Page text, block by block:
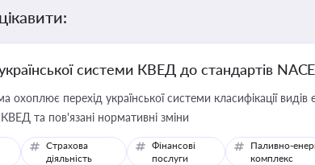
системи КВЕД до стандартів NACE
охоплює перехід української системи класифікації
та пов'язані нормативні зміни
Страхова
діяльність
Фінансові
послуги
Паливно-
комплекс